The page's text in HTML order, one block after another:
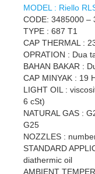
MODEL : Riello
CODE: 3485000 –
TYPE : 687 T1
CAP THERMAL :
OPRATION : Dua
BAHAN BAKAR :
CAP MINYAK : 19
LIGHT OIL :
6 cSt)
NATURAL GAS :
G25
NOZZLES :
STANDARD
diathermic oil
AMBIENT